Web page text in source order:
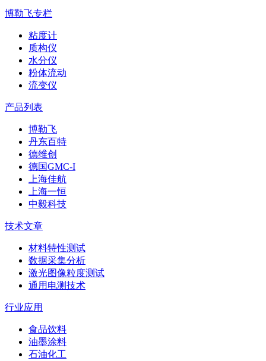
博勒飞专栏
粘度计
质构仪
水分仪
粉体流动
流变仪
产品列表
博勒飞
丹东百特
德维创
德国GMC-I
上海佳航
上海一恒
中毅科技
技术文章
材料特性测试
数据采集分析
激光图像粒度测试
通用电测技术
行业应用
食品饮料
油墨涂料
石油化工